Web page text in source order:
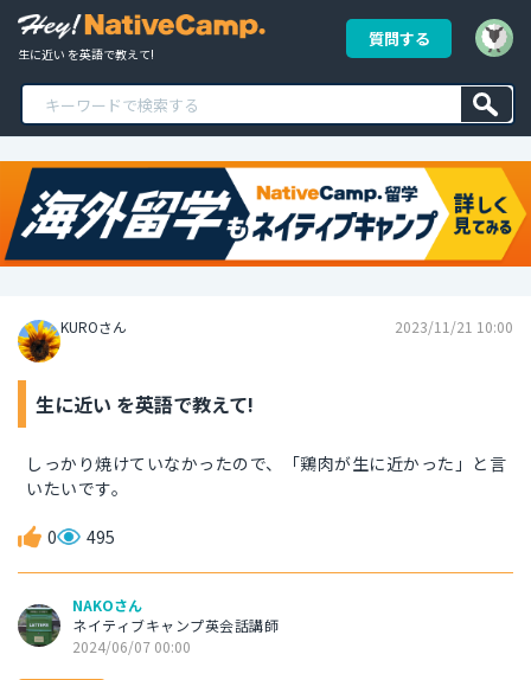
生に近い を英語で教えて!
質問する
KUROさん 2023/11/21 10:00
生に近い を英語で教えて!
しっかり焼けていなかったので、「鶏肉が生に近かった」と言
いたいです。
0 495
NAKOさん
ネイティブキャンプ英会話講師
2024/06/07 00:00